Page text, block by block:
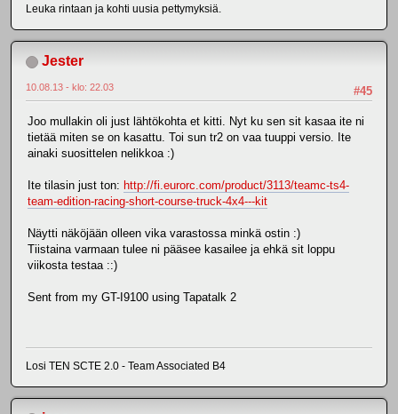
Leuka rintaan ja kohti uusia pettymyksiä.
Jester
#45
10.08.13 - klo: 22.03
Joo mullakin oli just lähtökohta et kitti. Nyt ku sen sit kasaa ite ni
tietää miten se on kasattu. Toi sun tr2 on vaa tuuppi versio. Ite
ainaki suosittelen nelikkoa :)
Ite tilasin just ton: http://fi.eurorc.com/product/3113/teamc-ts4-
team-edition-racing-short-course-truck-4x4---kit
Näytti näköjään olleen vika varastossa minkä ostin :)
Tiistaina varmaan tulee ni pääsee kasailee ja ehkä sit loppu
viikosta testaa ::)
Sent from my GT-I9100 using Tapatalk 2
Losi TEN SCTE 2.0 - Team Associated B4